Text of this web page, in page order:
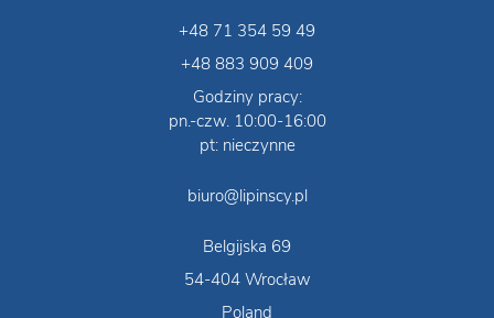
+48 71 354 59 49
+48 883 909 409
Godziny pracy:
pn.-czw. 10:00-16:00
pt: nieczynne
biuro@lipinscy.pl
Belgijska 69
54-404 Wrocław
Poland